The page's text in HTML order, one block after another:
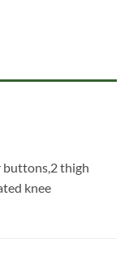
buttons,2 thigh
knee